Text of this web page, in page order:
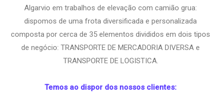
Algarvio em trabalhos de elevação com camião grua:
dispomos de uma frota diversificada e personalizada
composta por cerca de 35 elementos divididos em dois tipos
de negócio: TRANSPORTE DE MERCADORIA DIVERSA e
TRANSPORTE DE LOGISTICA.
Temos ao dispor dos nossos clientes: